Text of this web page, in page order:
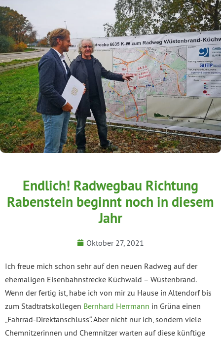
Endlich! Radwegbau Richtung
Rabenstein beginnt noch in diesem
Jahr
Oktober 27, 2021
Ich freue mich schon sehr auf den neuen Radweg auf der
ehemaligen Eisenbahnstrecke Küchwald – Wüstenbrand.
Wenn der fertig ist, habe ich von mir zu Hause in Altendorf bis
zum Stadtratskollegen Bernhard Herrmann in Grüna einen
„Fahrrad-Direktanschluss“. Aber nicht nur ich, sondern viele
Chemnitzerinnen und Chemnitzer warten auf diese künftige